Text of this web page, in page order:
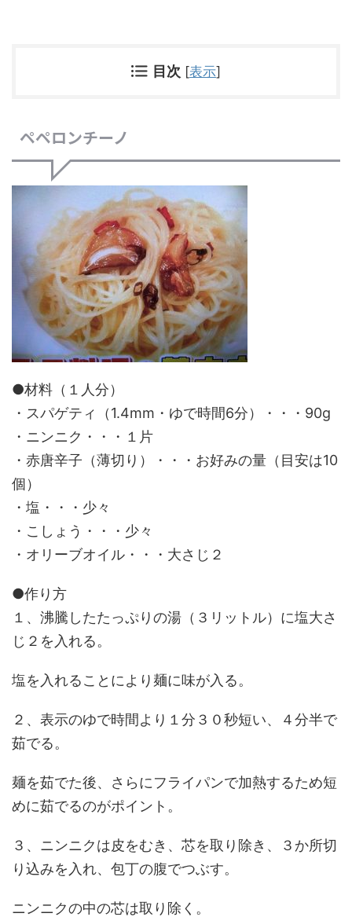
目次 [表示]
ペペロンチーノ
●材料（１人分）
・スパゲティ（1.4mm・ゆで時間6分）・・・90g
・ニンニク・・・１片
・赤唐辛子（薄切り）・・・お好みの量（目安は10
個）
・塩・・・少々
・こしょう・・・少々
・オリーブオイル・・・大さじ２
●作り方
１、沸騰したたっぷりの湯（３リットル）に塩大さ
じ２を入れる。
塩を入れることにより麺に味が入る。
２、表示のゆで時間より１分３０秒短い、４分半で
茹でる。
麺を茹でた後、さらにフライパンで加熱するため短
めに茹でるのがポイント。
３、ニンニクは皮をむき、芯を取り除き、３か所切
り込みを入れ、包丁の腹でつぶす。
ニンニクの中の芯は取り除く。